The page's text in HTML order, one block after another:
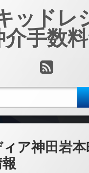
ッドレ
介手数
RSS
検索:
ア神田岩